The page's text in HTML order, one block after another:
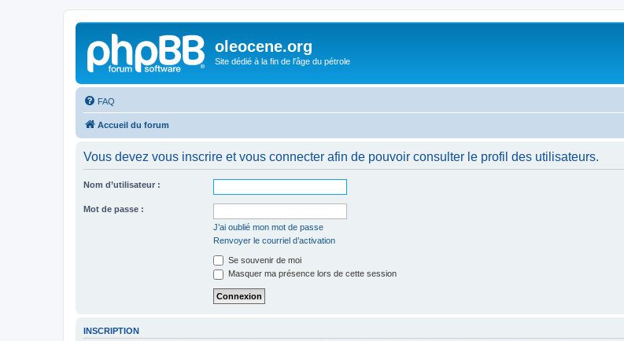
oleocene.org
Site dédié à la fin de l'âge du pétrole
FAQ
Accueil du forum
Vous devez vous inscrire et vous connecter afin de pouvoir consulter le profil des utilisateurs.
Nom d’utilisateur :
Mot de passe :
J’ai oublié mon mot de passe
Renvoyer le courriel d’activation
Se souvenir de moi
Masquer ma présence lors de cette session
INSCRIPTION